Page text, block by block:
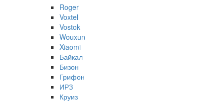
Roger
Voxtel
Vostok
Wouxun
Xiaomi
Байкал
Бизон
Грифон
ИРЗ
Круиз